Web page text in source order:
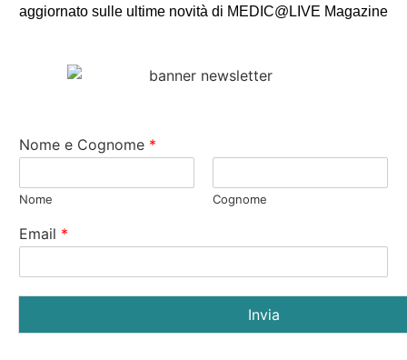
aggiornato sulle ultime novità di MEDIC@LIVE Magazine
Nome e Cognome *
Nome Cognome
Email *
Invia